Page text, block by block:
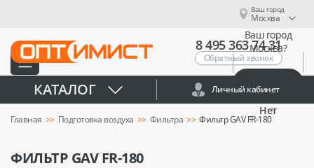
Ваш город
Москва
Ваш город
Москва?
Нет
8 495 363 74 31
Обратный звонок
КАТАЛОГ Личный кабинет
Главная Подготовка воздуха Фильтра Фильтр GAV FR-180
ФИЛЬТР GAV FR-180